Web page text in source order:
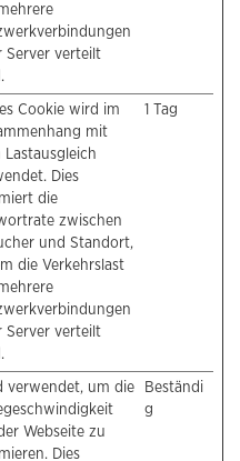
Server verteilt
Cookie wird im
mit
Lastausgleich
Dies
die
zwischen
und Standort,
die Verkehrslast
Server verteilt
1 Tag
verwendet, um die
Webseite zu
Dies
Beständi
g